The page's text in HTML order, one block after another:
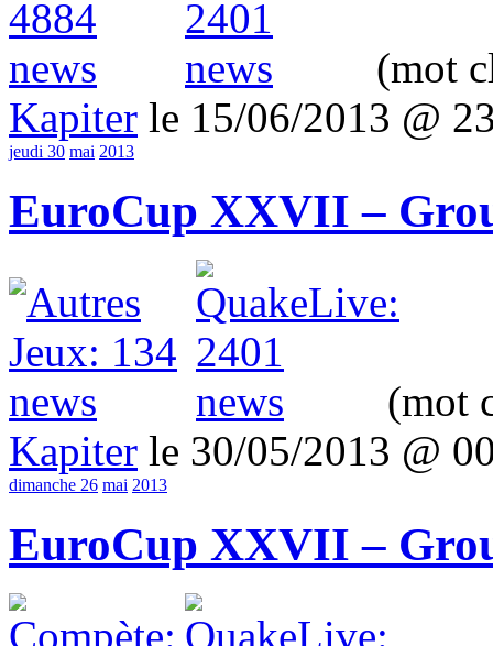
(mot
Kapiter le 15/06/2013 @
jeudi 30 mai 2013
EuroCup XXVII –
(mot
Kapiter le 30/05/2013 @
dimanche 26 mai 2013
EuroCup XXVII –